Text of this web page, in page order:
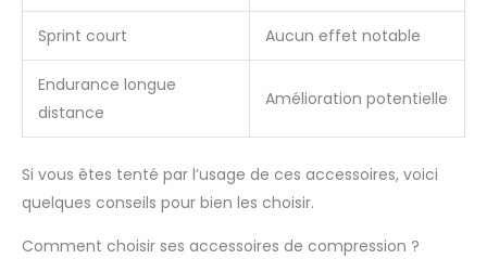
Sprint court Aucun effet notable
Endurance longue
distance
Amélioration potentielle
Si vous êtes tenté par l’usage de ces accessoires, voici
quelques conseils pour bien les choisir.
Comment choisir ses accessoires de compression ?